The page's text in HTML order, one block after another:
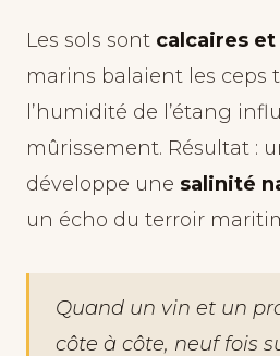
Les sols sont calcaires et
marins balaient les ceps
l’humidité de l’étang
mûrissement. Résultat :
développe une salinité
un écho du terroir
Quand un vin et un
côte à côte, neuf fois